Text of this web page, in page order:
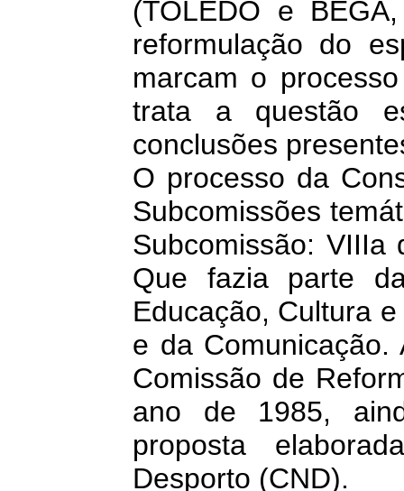
(TOLEDO e
reformulação do
marcam o
trata a questão
conclusões
O processo da
Subcomissões
Subcomissão: VIIIa
Que fazia parte
Educação, Cultura
e da
Comissão de
ano de 1985,
proposta
Desporto (CND).